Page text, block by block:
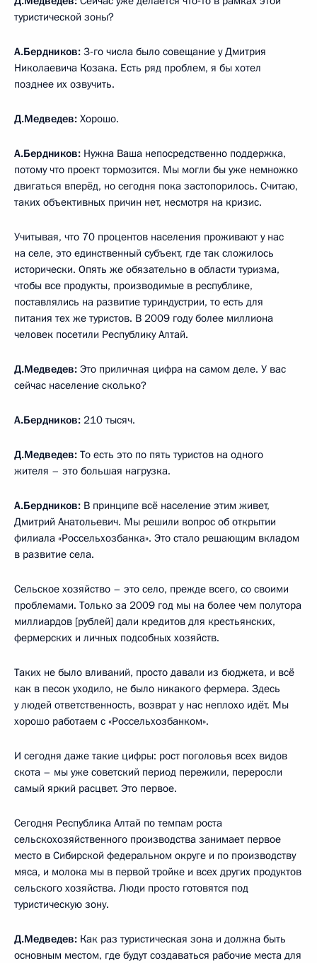
туристической зоны?
А.Бердников: 3-го числа было совещание у Дмитрия
Николаевича Козака. Есть ряд проблем, я бы хотел
позднее их озвучить.
Д.Медведев: Хорошо.
А.Бердников: Нужна Ваша непосредственно поддержка,
потому что проект тормозится. Мы могли бы уже немножко
двигаться вперёд, но сегодня пока застопорилось. Считаю,
таких объективных причин нет, несмотря на кризис.
Учитывая, что 70 процентов населения проживают у нас
на селе, это единственный субъект, где так сложилось
исторически. Опять же обязательно в области туризма,
чтобы все продукты, производимые в республике,
поставлялись на развитие туриндустрии, то есть для
питания тех же туристов. В 2009 году более миллиона
человек посетили Республику Алтай.
Д.Медведев: Это приличная цифра на самом деле. У вас
сейчас население сколько?
А.Бердников: 210 тысяч.
Д.Медведев: То есть это по пять туристов на одного
жителя – это большая нагрузка.
А.Бердников: В принципе всё население этим живет,
Дмитрий Анатольевич. Мы решили вопрос об открытии
филиала «Россельхозбанка». Это стало решающим вкладом
в развитие села.
Сельское хозяйство – это село, прежде всего, со своими
проблемами. Только за 2009 год мы на более чем полутора
миллиардов [рублей] дали кредитов для крестьянских,
фермерских и личных подсобных хозяйств.
Таких не было вливаний, просто давали из бюджета, и всё
как в песок уходило, не было никакого фермера. Здесь
у людей ответственность, возврат у нас неплохо идёт. Мы
хорошо работаем с «Россельхозбанком».
И сегодня даже такие цифры: рост поголовья всех видов
скота – мы уже советский период пережили, переросли
самый яркий расцвет. Это первое.
Сегодня Республика Алтай по темпам роста
сельскохозяйственного производства занимает первое
место в Сибирской федеральном округе и по производству
мяса, и молока мы в первой тройке и всех других продуктов
сельского хозяйства. Люди просто готовятся под
туристическую зону.
Д.Медведев: Как раз туристическая зона и должна быть
основным местом, где будут создаваться рабочие места для